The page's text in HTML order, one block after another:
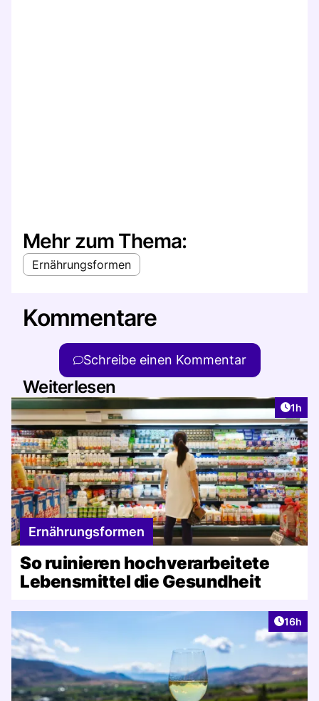
Mehr zum Thema:
Ernährungsformen
Kommentare
Schreibe einen Kommentar
Weiterlesen
1h
Ernährungsformen
So ruinieren hochverarbeitete
Lebensmittel die Gesundheit
Artikel
16h